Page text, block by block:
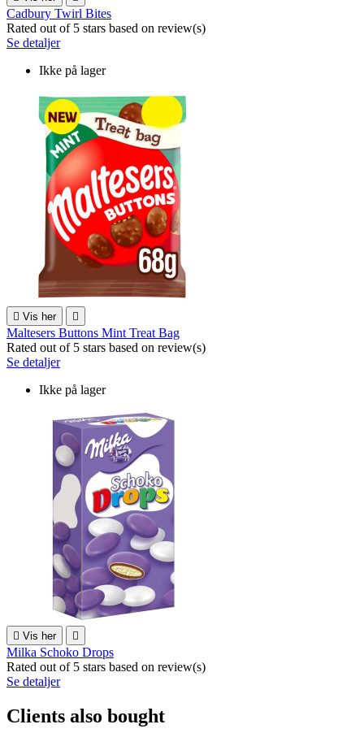
Cadbury Twirl Bites
Rated out of 5 stars based on review(s)
Se detaljer
Ikke på lager
 Vis her 
Maltesers Buttons Mint Treat Bag
Rated out of 5 stars based on review(s)
Se detaljer
Ikke på lager
 Vis her 
Milka Schoko Drops
Rated out of 5 stars based on review(s)
Se detaljer
Clients also bought